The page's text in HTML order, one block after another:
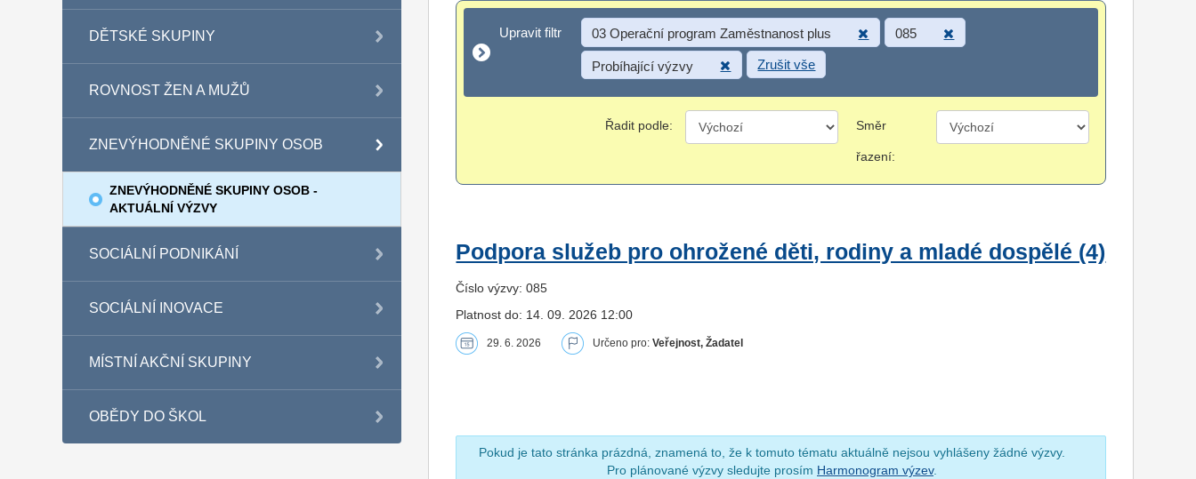
DĚTSKÉ SKUPINY
ROVNOST ŽEN A MUŽŮ
ZNEVÝHODNĚNÉ SKUPINY OSOB
ZNEVÝHODNĚNÉ SKUPINY OSOB -
AKTUÁLNÍ VÝZVY
SOCIÁLNÍ PODNIKÁNÍ
SOCIÁLNÍ INOVACE
MÍSTNÍ AKČNÍ SKUPINY
OBĚDY DO ŠKOL
Upravit filtr
Upravit filtr 03 Operační program Zaměstnanost plus 085
Probíhající výzvy Zrušit vše
Řadit podle: Směr
řazení:
Podpora služeb pro ohrožené děti, rodiny a mladé dospělé (4)
Číslo výzvy: 085
Platnost do: 14. 09. 2026 12:00
29. 6. 2026 Určeno pro:Veřejnost, Žadatel
Pokud je tato stránka prázdná, znamená to, že k tomuto tématu aktuálně nejsou vyhlášeny žádné výzvy.
Pro plánované výzvy sledujte prosím Harmonogram výzev.